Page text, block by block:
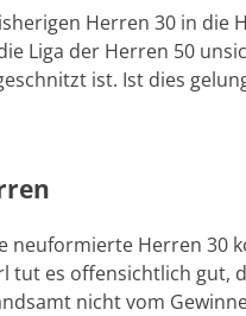
Herren 30 in die
Liga der Herren 50
ist. Ist dies
neuformierte Herren 30
tut es offensichtlich gut,
nicht vom